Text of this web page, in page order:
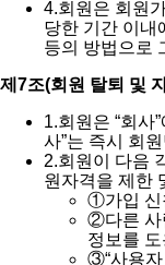
4.회원은 회원
당한 기간 이내
등의 방법으로
제7조(회원 탈퇴 및
1.회원은 “회사
사”는 즉시 회
2.회원이 다음
원자격을 제한
①가입
②다른
정보를
③“사용